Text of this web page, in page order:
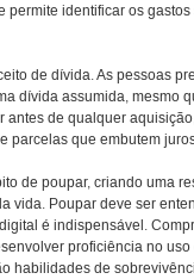
identificar os
de dívida. As pessoas
dívida assumida, mesmo
de qualquer
parcelas que embutem
de poupar, criando uma
vida. Poupar deve ser
é indispensável.
proficiência no
habilidades de